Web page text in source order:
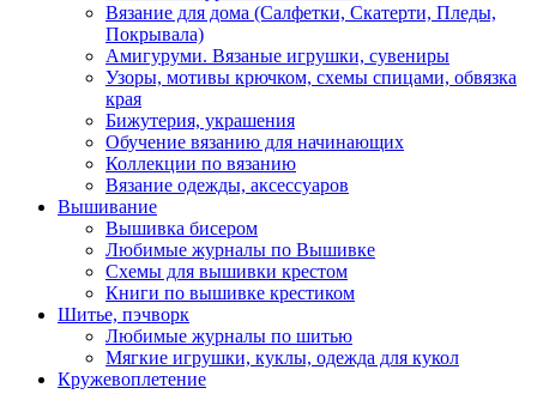
Вязание для дома (Салфетки, Скатерти, Пледы,
Покрывала)
Амигуруми. Вязаные игрушки, сувениры
Узоры, мотивы крючком, схемы спицами, обвязка
края
Бижутерия, украшения
Обучение вязанию для начинающих
Коллекции по вязанию
Вязание одежды, аксессуаров
Вышивание
Вышивка бисером
Любимые журналы по Вышивке
Схемы для вышивки крестом
Книги по вышивке крестиком
Шитье, пэчворк
Любимые журналы по шитью
Мягкие игрушки, куклы, одежда для кукол
Кружевоплетение